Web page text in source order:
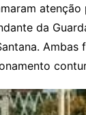
da